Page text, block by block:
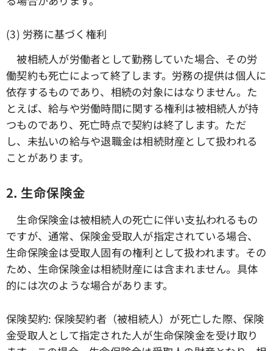
(3) 労務に基づく権利
被相続人が労働者として勤務していた場合、その労
働契約も死亡によって終了します。労務の提供は個人に
依存するものであり、相続の対象にはなりません。た
とえば、給与や労働時間に関する権利は被相続人が持
つものであり、死亡時点で契約は終了します。ただ
し、未払いの給与や退職金は相続財産として扱われる
ことがあります。
2. 生命保険金
生命保険金は被相続人の死亡に伴い支払われるもの
ですが、通常、保険金受取人が指定されている場合、
生命保険金は受取人固有の権利として扱われます。その
ため、生命保険金は相続財産には含まれません。具体
的には次のような場合があります。
保険契約: 保険契約者（被相続人）が死亡した際、保険
金受取人として指定された人が生命保険金を受け取り